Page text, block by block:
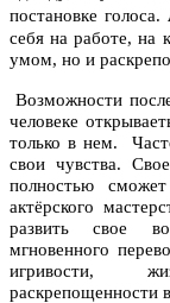
постановке голоса.
себя на работе, на
умом, но и
Возможности
человеке
только в нем.
свои чувства.
полностью
актёрского
развить свое
мгновенного
игривости,
раскрепощенности